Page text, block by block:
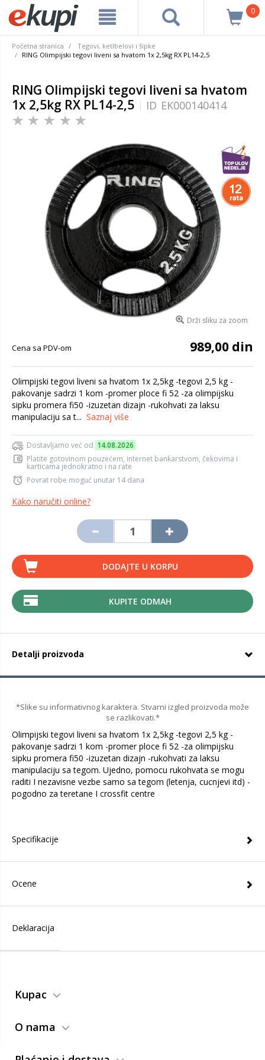
0
Početna stranica
Tegovi, ketlbelovi i šipke
RING Olimpijski tegovi liveni sa hvatom 1x 2,5kg RX PL14-2,5
RING Olimpijski tegovi liveni sa hvatom
1x 2,5kg RX PL14-2,5
ID EK000140414
Drži sliku za zoom
Cena sa PDV-om 989,00 din
Olimpijski tegovi liveni sa hvatom 1x 2,5kg -tegovi 2,5 kg -
pakovanje sadrzi 1 kom -promer ploce fi 52 -za olimpijsku
sipku promera fi50 -izuzetan dizajn -rukohvati za laksu
manipulaciju sa t... Saznaj više
Dostavljamo već od 14.08.2026
Platite gotovinom pouzećem, internet bankarstvom, čekovima i
karticama jednokratno i na rate
Povrat robe moguć unutar 14 dana
Kako naručiti online?
DODAJTE U KORPU
KUPITE ODMAH
Detalji proizvoda
*Slike su informativnog karaktera. Stvarni izgled proizvoda može
se razlikovati.*
Olimpijski tegovi liveni sa hvatom 1x 2,5kg -tegovi 2,5 kg -
pakovanje sadrzi 1 kom -promer ploce fi 52 -za olimpijsku
sipku promera fi50 -izuzetan dizajn -rukohvati za laksu
manipulaciju sa tegom. Ujedno, pomocu rukohvata se mogu
raditi I nezavisne vezbe samo sa tegom (letenja, cucnjevi itd) -
pogodno za teretane I crossfit centre
Specifikacije
Ocene
Deklaracija
Kupac
O nama